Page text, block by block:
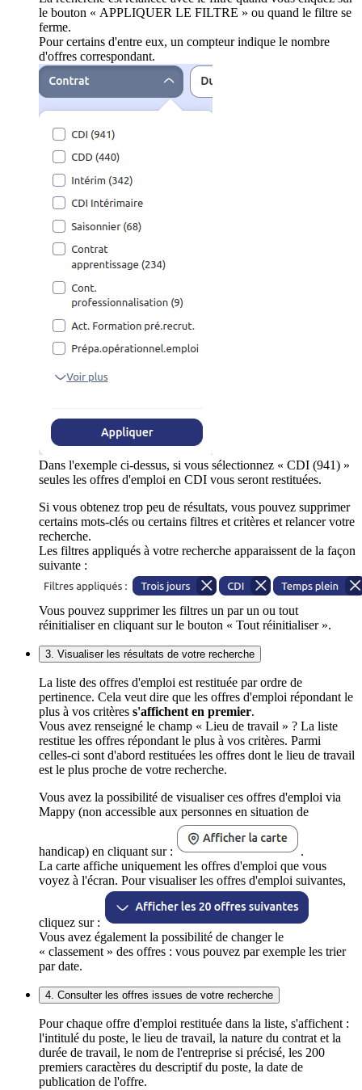
le bouton « APPLIQUER LE FILTRE » ou quand le filtre se
ferme.
Pour certains d'entre eux, un compteur indique le nombre
d'offres correspondant.
Dans l'exemple ci-dessus, si vous sélectionnez « CDI (941) »
seules les offres d'emploi en CDI vous seront restituées.
Si vous obtenez trop peu de résultats, vous pouvez supprimer
certains mots-clés ou certains filtres et critères et relancer votre
recherche.
Les filtres appliqués à votre recherche apparaissent de la façon
suivante :
Vous pouvez supprimer les filtres un par un ou tout
réinitialiser en cliquant sur le bouton « Tout réinitialiser ».
3. Visualiser les résultats de votre recherche
La liste des offres d'emploi est restituée par ordre de
pertinence. Cela veut dire que les offres d'emploi répondant le
plus à vos critères s'affichent en premier.
Vous avez renseigné le champ « Lieu de travail » ? La liste
restitue les offres répondant le plus à vos critères. Parmi
celles-ci sont d'abord restituées les offres dont le lieu de travail
est le plus proche de votre recherche.
Vous avez la possibilité de visualiser ces offres d'emploi via
Mappy (non accessible aux personnes en situation de
handicap) en cliquant sur :
.
La carte affiche uniquement les offres d'emploi que vous
voyez à l'écran. Pour visualiser les offres d'emploi suivantes,
cliquez sur :
Vous avez également la possibilité de changer le
« classement » des offres : vous pouvez par exemple les trier
par date.
4. Consulter les offres issues de votre recherche
Pour chaque offre d'emploi restituée dans la liste, s'affichent :
l'intitulé du poste, le lieu de travail, la nature du contrat et la
durée de travail, le nom de l'entreprise si précisé, les 200
premiers caractères du descriptif du poste, la date de
publication de l'offre.